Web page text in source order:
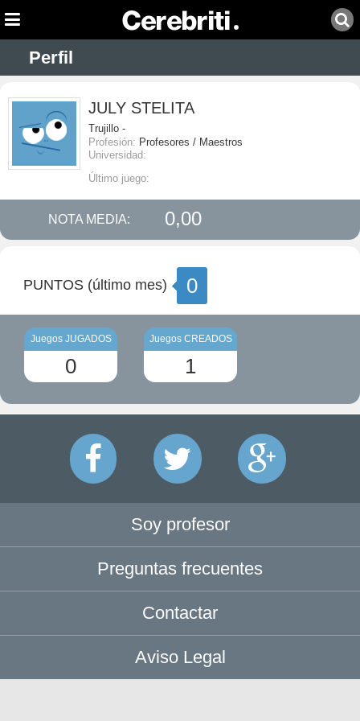
Perfil
JULY STELITA
Trujillo -
Profesión: Profesores / Maestros
Universidad:
Último juego:
NOTA MEDIA: 0,00
PUNTOS (último mes) 0
Juegos JUGADOS
0
Juegos CREADOS
1
Soy profesor
Preguntas frecuentes
Contactar
Aviso Legal